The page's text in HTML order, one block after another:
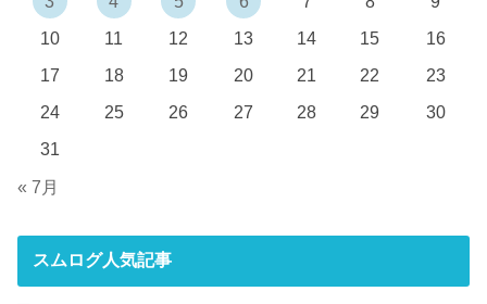
10
11 12 13 14 15
16
17
18 19 20 21 22
23
24
25 26 27 28 29
30
31
« 7月
スムログ人気記事